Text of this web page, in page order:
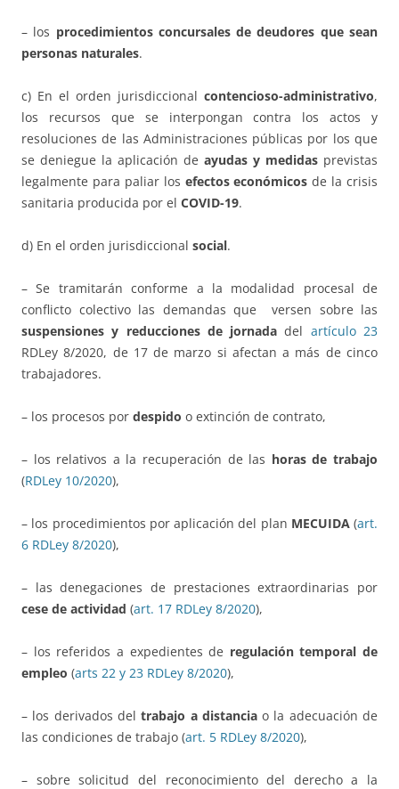
– los procedimientos concursales de deudores que sean
personas naturales.
c) En el orden jurisdiccional contencioso-administrativo,
los recursos que se interpongan contra los actos y
resoluciones de las Administraciones públicas por los que
se deniegue la aplicación de ayudas y medidas previstas
legalmente para paliar los efectos económicos de la crisis
sanitaria producida por el COVID-19.
d) En el orden jurisdiccional social.
– Se tramitarán conforme a la modalidad procesal de
conflicto colectivo las demandas que versen sobre las
suspensiones y reducciones de jornada del artículo 23
RDLey 8/2020, de 17 de marzo si afectan a más de cinco
trabajadores.
– los procesos por despido o extinción de contrato,
– los relativos a la recuperación de las horas de trabajo
(RDLey 10/2020),
– los procedimientos por aplicación del plan MECUIDA(art.
6 RDLey 8/2020),
– las denegaciones de prestaciones extraordinarias por
cese de actividad (art. 17 RDLey 8/2020),
– los referidos a expedientes de regulación temporal de
empleo (arts 22 y 23 RDLey 8/2020),
– los derivados deltrabajo a distanciao la adecuación de
las condiciones de trabajo (art. 5 RDLey 8/2020),
– sobre solicitud del reconocimiento del derecho a la